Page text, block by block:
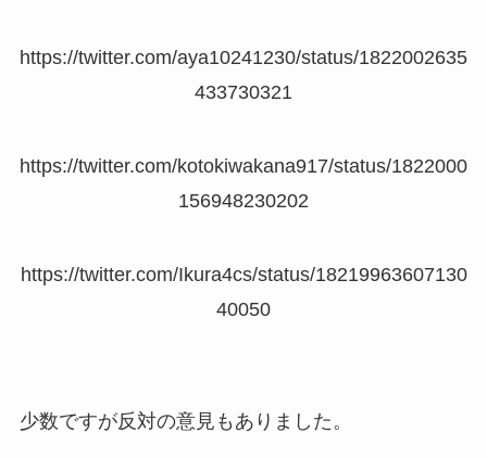
https://twitter.com/aya10241230/status/1822002635
433730321
https://twitter.com/kotokiwakana917/status/1822000
156948230202
https://twitter.com/Ikura4cs/status/18219963607130
40050
少数ですが反対の意見もありました。